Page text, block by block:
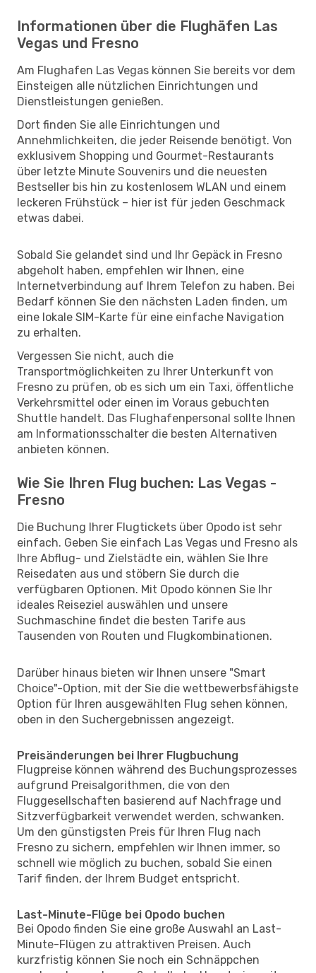
Informationen über die Flughäfen Las
Vegas und Fresno
Am Flughafen Las Vegas können Sie bereits vor dem
Einsteigen alle nützlichen Einrichtungen und
Dienstleistungen genießen.
Dort finden Sie alle Einrichtungen und
Annehmlichkeiten, die jeder Reisende benötigt. Von
exklusivem Shopping und Gourmet-Restaurants
über letzte Minute Souvenirs und die neuesten
Bestseller bis hin zu kostenlosem WLAN und einem
leckeren Frühstück – hier ist für jeden Geschmack
etwas dabei.
Sobald Sie gelandet sind und Ihr Gepäck in Fresno
abgeholt haben, empfehlen wir Ihnen, eine
Internetverbindung auf Ihrem Telefon zu haben. Bei
Bedarf können Sie den nächsten Laden finden, um
eine lokale SIM-Karte für eine einfache Navigation
zu erhalten.
Vergessen Sie nicht, auch die
Transportmöglichkeiten zu Ihrer Unterkunft von
Fresno zu prüfen, ob es sich um ein Taxi, öffentliche
Verkehrsmittel oder einen im Voraus gebuchten
Shuttle handelt. Das Flughafenpersonal sollte Ihnen
am Informationsschalter die besten Alternativen
anbieten können.
Wie Sie Ihren Flug buchen: Las Vegas -
Fresno
Die Buchung Ihrer Flugtickets über Opodo ist sehr
einfach. Geben Sie einfach Las Vegas und Fresno als
Ihre Abflug- und Zielstädte ein, wählen Sie Ihre
Reisedaten aus und stöbern Sie durch die
verfügbaren Optionen. Mit Opodo können Sie Ihr
ideales Reiseziel auswählen und unsere
Suchmaschine findet die besten Tarife aus
Tausenden von Routen und Flugkombinationen.
Darüber hinaus bieten wir Ihnen unsere "Smart
Choice"-Option, mit der Sie die wettbewerbsfähigste
Option für Ihren ausgewählten Flug sehen können,
oben in den Suchergebnissen angezeigt.
Preisänderungen bei Ihrer Flugbuchung
Flugpreise können während des Buchungsprozesses
aufgrund Preisalgorithmen, die von den
Fluggesellschaften basierend auf Nachfrage und
Sitzverfügbarkeit verwendet werden, schwanken.
Um den günstigsten Preis für Ihren Flug nach
Fresno zu sichern, empfehlen wir Ihnen immer, so
schnell wie möglich zu buchen, sobald Sie einen
Tarif finden, der Ihrem Budget entspricht.
Last-Minute-Flüge bei Opodo buchen
Bei Opodo finden Sie eine große Auswahl an Last-
Minute-Flügen zu attraktiven Preisen. Auch
kurzfristig können Sie noch ein Schnäppchen